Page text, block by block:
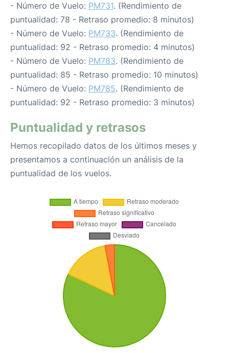
- Número de Vuelo: PM731. (Rendimiento de
puntualidad: 78 - Retraso promedio: 8 minutos)
- Número de Vuelo: PM733. (Rendimiento de
puntualidad: 92 - Retraso promedio: 4 minutos)
- Número de Vuelo: PM783. (Rendimiento de
puntualidad: 85 - Retraso promedio: 10 minutos)
- Número de Vuelo: PM785. (Rendimiento de
puntualidad: 92 - Retraso promedio: 3 minutos)
Puntualidad y retrasos
Hemos recopilado datos de los últimos meses y
presentamos a continuación un análisis de la
puntualidad de los vuelos.